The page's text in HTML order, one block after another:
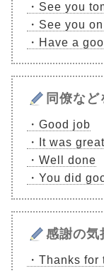
・See you
・See you
・Have a
同僚な
・Good job
・It was great
・Well done
・You did
感謝の気
・Thanks for